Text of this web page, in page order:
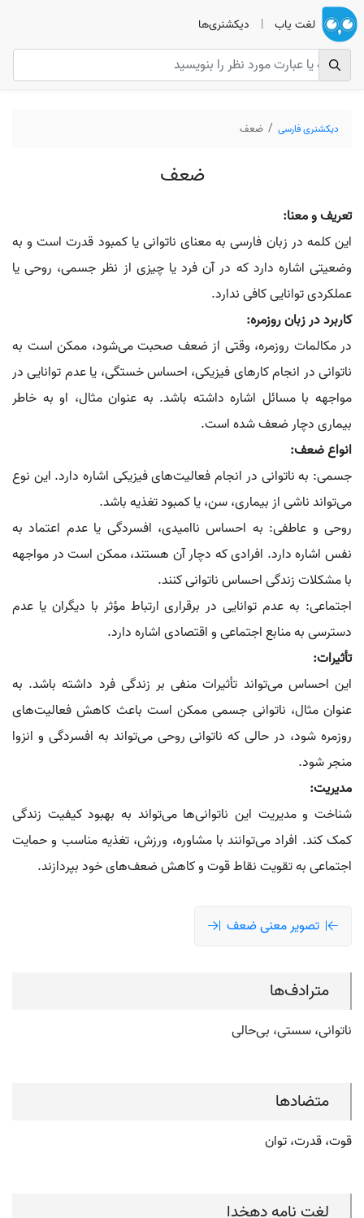
لغت یاب | دیکشنری‌ها
دیکشنری فارسی ضعف
ضعف
تعریف و معنا:
این کلمه در زبان فارسی به معنای ناتوانی یا کمبود قدرت است و به
وضعیتی اشاره دارد که در آن فرد یا چیزی از نظر جسمی، روحی یا
عملکردی توانایی کافی ندارد.
کاربرد در زبان روزمره:
در مکالمات روزمره، وقتی از ضعف صحبت می‌شود، ممکن است به
ناتوانی در انجام کارهای فیزیکی، احساس خستگی، یا عدم توانایی در
مواجهه با مسائل اشاره داشته باشد. به عنوان مثال، او به خاطر
بیماری دچار ضعف شده است.
انواع ضعف:
جسمی: به ناتوانی در انجام فعالیت‌های فیزیکی اشاره دارد. این نوع
می‌تواند ناشی از بیماری، سن، یا کمبود تغذیه باشد.
روحی و عاطفی: به احساس ناامیدی، افسردگی یا عدم اعتماد به
نفس اشاره دارد. افرادی که دچار آن هستند، ممکن است در مواجهه
با مشکلات زندگی احساس ناتوانی کنند.
اجتماعی: به عدم توانایی در برقراری ارتباط مؤثر با دیگران یا عدم
دسترسی به منابع اجتماعی و اقتصادی اشاره دارد.
تأثیرات:
این احساس می‌تواند تأثیرات منفی بر زندگی فرد داشته باشد. به
عنوان مثال، ناتوانی جسمی ممکن است باعث کاهش فعالیت‌های
روزمره شود، در حالی که ناتوانی روحی می‌تواند به افسردگی و انزوا
منجر شود.
مدیریت:
شناخت و مدیریت این ناتوانی‌ها می‌تواند به بهبود کیفیت زندگی
کمک کند. افراد می‌توانند با مشاوره، ورزش، تغذیه مناسب و حمایت
اجتماعی به تقویت نقاط قوت و کاهش ضعف‌های خود بپردازند.
تصویر معنی ضعف
مترادف‌ها
ناتوانی، سستی، بی‌حالی
متضادها
قوت، قدرت، توان
لغت نامه دهخدا